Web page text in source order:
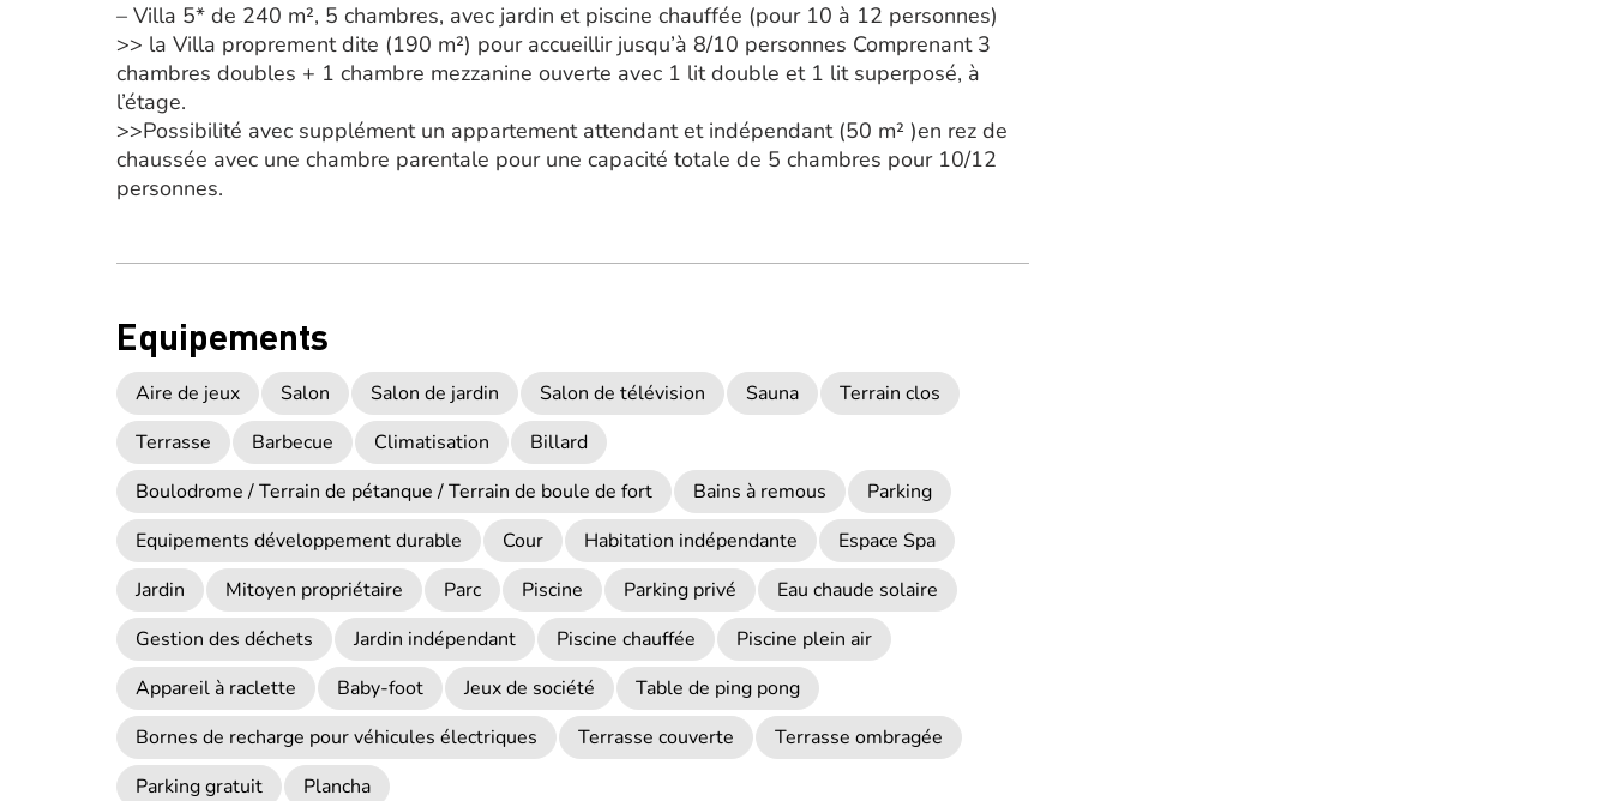
– Villa 5* de 240 m², 5 chambres, avec jardin et piscine chauffée (pour 10 à 12 personnes)
>> la Villa proprement dite (190 m²) pour accueillir jusqu’à 8/10 personnes Comprenant 3
chambres doubles + 1 chambre mezzanine ouverte avec 1 lit double et 1 lit superposé, à
l’étage.
>>Possibilité avec supplément un appartement attendant et indépendant (50 m² )en rez de
chaussée avec une chambre parentale pour une capacité totale de 5 chambres pour 10/12
personnes.
Equipements
Aire de jeux Salon Salon de jardin Salon de télévision Sauna
Terrain clos
Terrasse
Barbecue Climatisation
Billard
Boulodrome / Terrain de pétanque / Terrain de boule de fort
Bains à remous
Parking
Equipements développement durable
Cour Habitation indépendante
Espace Spa
Jardin
Mitoyen propriétaire Parc Piscine Parking privé
Eau chaude solaire
Gestion des déchets
Jardin indépendant Piscine chauffée
Piscine plein air
Appareil à raclette
Baby-foot Jeux de société
Table de ping pong
Bornes de recharge pour véhicules électriques
Terrasse couverte
Terrasse ombragée
Parking gratuit
Plancha